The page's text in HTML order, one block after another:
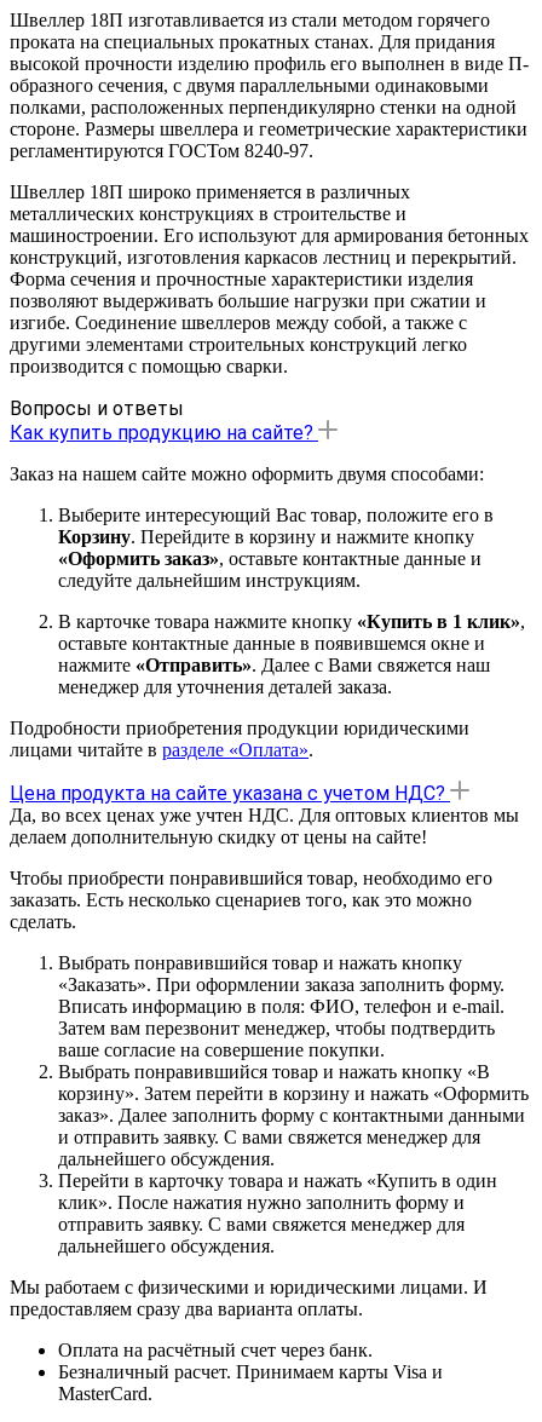
Швеллер 18П изготавливается из стали методом горячего
проката на специальных прокатных станах. Для придания
высокой прочности изделию профиль его выполнен в виде П-
образного сечения, с двумя параллельными одинаковыми
полками, расположенных перпендикулярно стенки на одной
стороне. Размеры швеллера и геометрические характеристики
регламентируются ГОСТом 8240-97.
Швеллер 18П широко применяется в различных
металлических конструкциях в строительстве и
машиностроении. Его используют для армирования бетонных
конструкций, изготовления каркасов лестниц и перекрытий.
Форма сечения и прочностные характеристики изделия
позволяют выдерживать большие нагрузки при сжатии и
изгибе. Соединение швеллеров между собой, а также с
другими элементами строительных конструкций легко
производится с помощью сварки.
Вопросы и ответы
Как купить продукцию на сайте?
Заказ на нашем сайте можно оформить двумя способами:
Выберите интересующий Вас товар, положите его в
Корзину. Перейдите в корзину и нажмите кнопку
«Оформить заказ», оставьте контактные данные и
следуйте дальнейшим инструкциям.
В карточке товара нажмите кнопку «Купить в 1 клик»,
оставьте контактные данные в появившемся окне и
нажмите «Отправить». Далее с Вами свяжется наш
менеджер для уточнения деталей заказа.
Подробности приобретения продукции юридическими
лицами читайте в разделе «Оплата».
Цена продукта на сайте указана с учетом НДС?
Да, во всех ценах уже учтен НДС. Для оптовых клиентов мы
делаем дополнительную скидку от цены на сайте!
Чтобы приобрести понравившийся товар, необходимо его
заказать. Есть несколько сценариев того, как это можно
сделать.
Выбрать понравившийся товар и нажать кнопку
«Заказать». При оформлении заказа заполнить форму.
Вписать информацию в поля: ФИО, телефон и e-mail.
Затем вам перезвонит менеджер, чтобы подтвердить
ваше согласие на совершение покупки.
Выбрать понравившийся товар и нажать кнопку «В
корзину». Затем перейти в корзину и нажать «Оформить
заказ». Далее заполнить форму с контактными данными
и отправить заявку. С вами свяжется менеджер для
дальнейшего обсуждения.
Перейти в карточку товара и нажать «Купить в один
клик». После нажатия нужно заполнить форму и
отправить заявку. С вами свяжется менеджер для
дальнейшего обсуждения.
Мы работаем с физическими и юридическими лицами. И
предоставляем сразу два варианта оплаты.
Оплата на расчётный счет через банк.
Безналичный расчет. Принимаем карты Visa и
MasterCard.